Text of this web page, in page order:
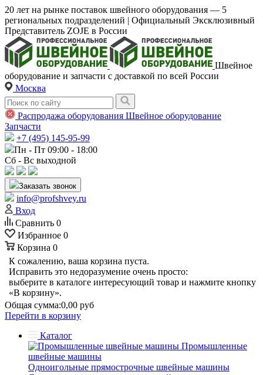
20 лет на рынке поставок швейного оборудования — 5
региональных подразделений | Официальный Эксклюзивный
Представитель ZOJE в России
Швейное
оборудование и запчасти с доставкой по всей России
Москва
Распродажа оборудования Швейное оборудование
Запчасти
+7 (495) 145-95-99
Пн - Пт 09:00 - 18:00
Сб - Вс выходной
Заказать звонок
info@profshvey.ru
Вход
Сравнить 0
Избранное 0
Корзина 0
К сожалению, ваша корзина пуста.
Исправить это недоразумение очень просто:
выберите в каталоге интересующий товар и нажмите кнопку
«В корзину».
Общая сумма:0,00 руб
Перейти в корзину
Каталог
Промышленные
швейные машины
Одноигольные прямострочные швейные машины